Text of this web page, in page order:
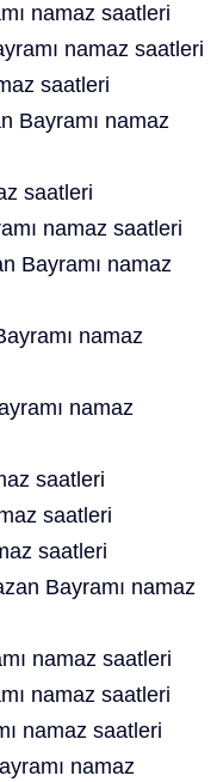
namaz saatleri
namaz saatleri
saatleri
Bayramı namaz
saatleri
namaz saatleri
Bayramı namaz
namaz
namaz
saatleri
saatleri
saatleri
Bayramı namaz
namaz saatleri
namaz saatleri
namaz saatleri
namaz